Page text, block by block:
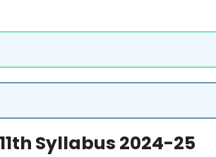
Syllabus 2024-25